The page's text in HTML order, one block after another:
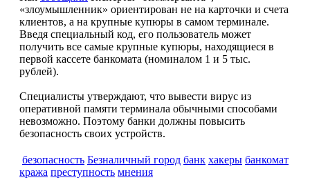
«злоумышленник» ориентирован не на карточки и счета
клиентов, а на крупные купюры в самом терминале.
Введя специальный код, его пользователь может
получить все самые крупные купюры, находящиеся в
первой кассете банкомата (номиналом 1 и 5 тыс.
рублей).
Специалисты утверждают, что вывести вирус из
оперативной памяти терминала обычными способами
невозможно. Поэтому банки должны повысить
безопасность своих устройств.
безопасность Безналичный город банк хакеры банкомат
кража преступность мнения